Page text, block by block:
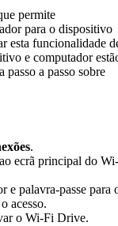
permite
para o dispositivo
esta funcionalidade
e computador
a passo sobre
.
ecrã principal do Wi-
e palavra-passe para
acesso.
o Wi-Fi Drive.